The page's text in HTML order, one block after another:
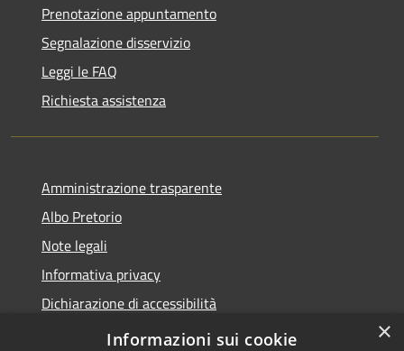
Prenotazione appuntamento
Segnalazione disservizio
Leggi le FAQ
Richiesta assistenza
Amministrazione trasparente
Albo Pretorio
Note legali
Informativa privacy
Dichiarazione di accessibilità
Obiettivi di accessibilità
×
Informazioni sui cookie